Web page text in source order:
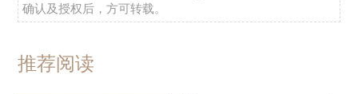
确认及授权后，方可转载。
推荐阅读